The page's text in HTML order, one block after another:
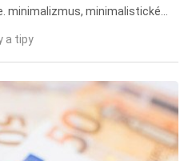
minimalizmus, minimalistické
sviatky, bez zbytočností
a tipy